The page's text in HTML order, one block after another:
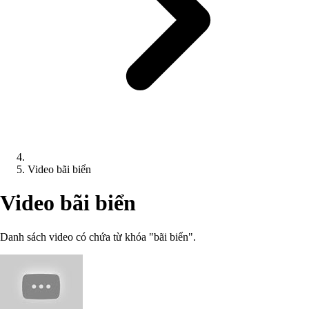
Video bãi biển
Video bãi biển
Danh sách video có chứa từ khóa "bãi biển".